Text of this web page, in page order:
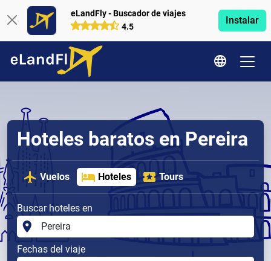
eLandFly - Buscador de viajes
4.5
Instalar
Hoteles baratos en Pereira
Vuelos Hoteles Tours
Buscar hoteles en
Fechas del viaje